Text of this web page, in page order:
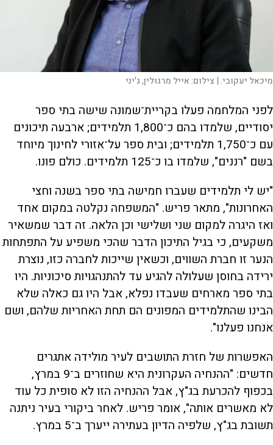
מיכאל יעקובי. | צילום:אייל מרגולין, ג'יני
לפני המלחמה פעלו בקריית־שמונה שישה בתי ספר
יסודיים, שלמדו בהם כ־1,800 תלמידים; ארבעה תיכונים
עם כ־1,750 תלמידים; ובית ספר על־אזורי לחינוך מיוחד
בשם "רננים", שלמדו בו כ־125 תלמידים. כולם פונו.
"יש לי תלמידים שעברו חמישה בתי ספר בשנה וחצי
האחרונות", מתאר פריש. "המשפחה נקלטה במקום אחד
ואז היגרה למקום שני ושלישי וכן הלאה. זה דבר שמשאיר
משקעים, כי בגיל התיכון הדבר שהכי משפיע על התפתחות
הנער זו חברת השווים, וכשאין שייכות לחברה כזו, נוצרת
ירידה בחוסן שעלולה להגיע עד להתנהגויות סיכוניות. היו
בתי ספר מארחים שעבדו נפלא, אבל היו גם כאלה שלא
הבינו שהתלמידים המפונים הם תחת האחריות שלהם, ושם
אנחנו פעלנו".
האפשרות של חזרת התושבים לעיר מולידה אתגרים
חדשים: "ההנחיה העקרונית היא שחוזרים ב־9 במרץ,
בכפוף להכרעת בג"ץ, אבל ההנחיה הזו לא סופית כל עוד
לא מאשרים אותה", אומר פריש. לאחר ביקורי בעיר ניתנה
תשובת בג"ץ, שלפיה הדיון בעתירה ייערך ב־5 במרץ.